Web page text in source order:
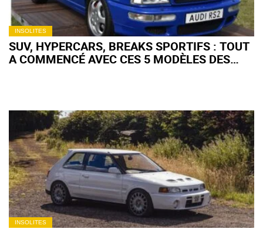
INSOLITES
SUV, HYPERCARS, BREAKS SPORTIFS : TOUT
A COMMENCÉ AVEC CES 5 MODÈLES DES
INSOLITES